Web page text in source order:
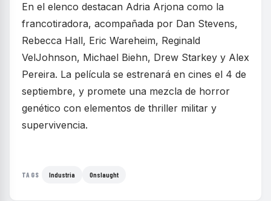
En el elenco destacan Adria Arjona como la
francotiradora, acompañada por Dan Stevens,
Rebecca Hall, Eric Wareheim, Reginald
VelJohnson, Michael Biehn, Drew Starkey y Alex
Pereira. La película se estrenará en cines el 4 de
septiembre, y promete una mezcla de horror
genético con elementos de thriller militar y
supervivencia.
TAGS Industria Onslaught